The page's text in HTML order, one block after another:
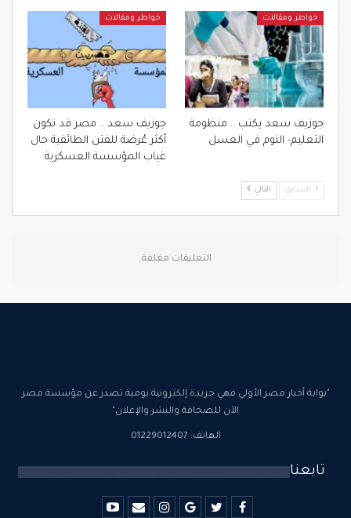
خواطر ومقالات
جوزيف سعد يكتب .. منظومة
التعليم- النوم في العسل
خواطر ومقالات
جوزيف سعد .. مصر قد تكون
أكثر عُرضة للفتن الطائفية حال
غياب المؤسسة العسكرية
السابق التالي
التعليقات مغلقة.
"بوابة أخبار مصر الأولى فهي جريدة إلكترونية يومية تصدر عن مؤسسة مصر
الآن للصحافة والنشر والإعلان"
الهاتف: 01229012407
تابعنا